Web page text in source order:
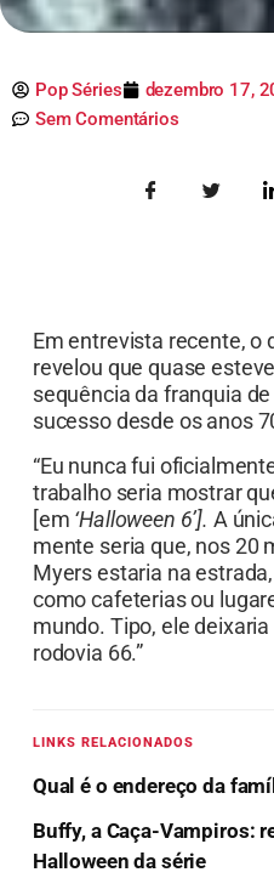
Pop Séries dezembro 17,
Sem Comentários
Em entrevista recente, o
revelou que quase
sequência da franquia
sucesso desde os anos
“Eu nunca fui
trabalho seria mostrar
[em ‘Halloween 6’]. A
mente seria que, nos 20
Myers estaria na
como cafeterias ou
mundo. Tipo, ele
rodovia 66.”
LINKS RELACIONADOS
Qual é o endereço da
Buffy, a Caça-Vampiros:
Halloween da série